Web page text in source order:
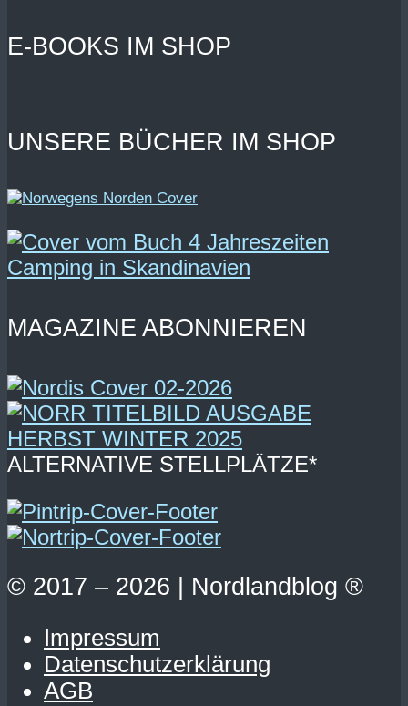
E-BOOKS IM SHOP
UNSERE BÜCHER IM SHOP
MAGAZINE ABONNIEREN
ALTERNATIVE STELLPLÄTZE*
© 2017 – 2026 | Nordlandblog ®
Impressum
Datenschutzerklärung
AGB